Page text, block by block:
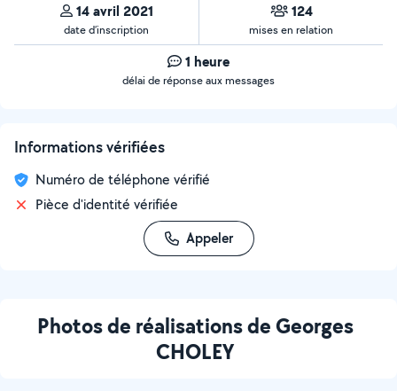
14 avril 2021
date d’inscription
124
mises en relation
1 heure
délai de réponse aux messages
Informations vérifiées
Numéro de téléphone vérifié
Pièce d'identité vérifiée
Appeler
Photos de réalisations de Georges
CHOLEY